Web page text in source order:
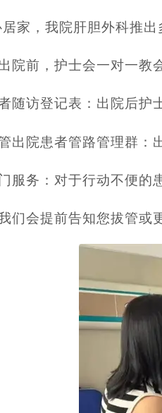
家，我院肝胆外科推
院前，护士会一对一
随访登记表：出院后
出院患者管路管理群
服务：对于行动不便
们会提前告知您拔管